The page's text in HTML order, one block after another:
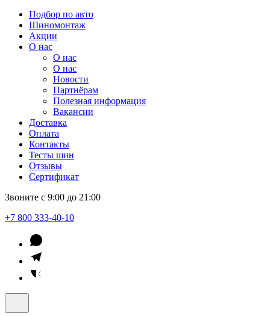
Подбор по авто
Шиномонтаж
Акции
О нас
О нас
О нас
Новости
Партнёрам
Полезная информация
Вакансии
Доставка
Оплата
Контакты
Тесты шин
Отзывы
Сертификат
Звоните с 9:00 до 21:00
+7 800 333-40-10